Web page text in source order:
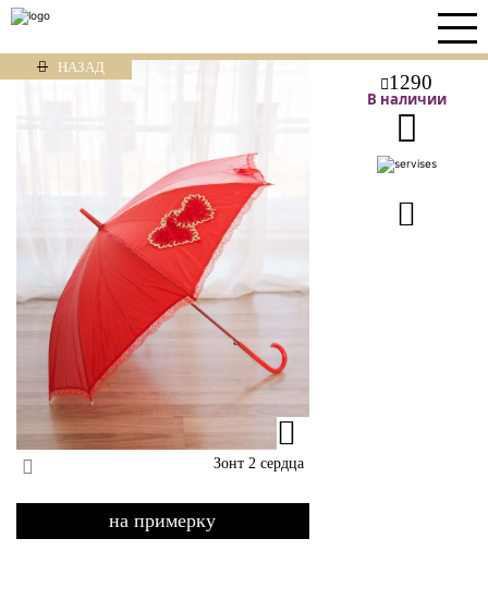
НАЗАД
1290
В наличии
Зонт 2 сердца
на примерку